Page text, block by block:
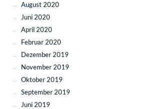
August 2020
Juni 2020
April 2020
Februar 2020
Dezember 2019
November 2019
Oktober 2019
September 2019
Juni 2019